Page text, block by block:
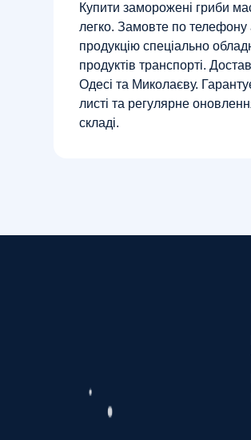
Купити заморожені гриби
легко. Замовте по
продукцію спеціально
продуктів транспорті.
Одесі та Миколаєву.
листі та регулярне
складі.